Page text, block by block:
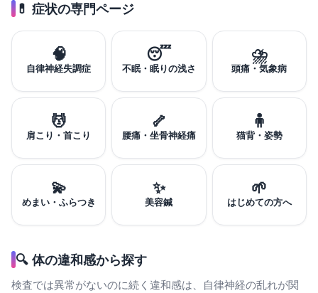
💊 症状の専門ページ
🧠
自律神経失調症
😴
不眠・眠りの浅さ
⛈️
頭痛・気象病
💆
肩こり・首こり
🦴
腰痛・坐骨神経痛
🧍
猫背・姿勢
💫
めまい・ふらつき
✨
美容鍼
🌱
はじめての方へ
🔍 体の違和感から探す
検査では異常がないのに続く違和感は、自律神経の乱れが関